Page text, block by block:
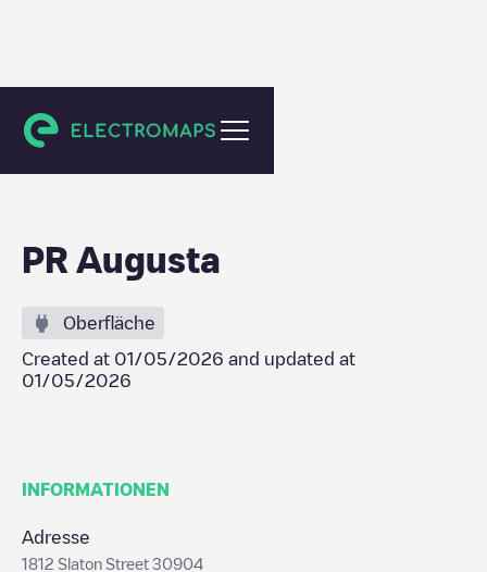
Augusta
PR Augusta
Oberfläche
Created at 01/05/2026 and updated at
01/05/2026
INFORMATIONEN
Adresse
1812 Slaton Street 30904